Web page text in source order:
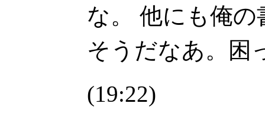
な。 他にも俺
そうだなあ。困
(19:22)